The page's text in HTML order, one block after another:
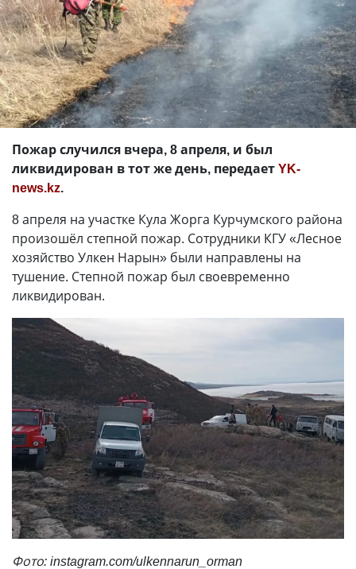
Пожар случился вчера, 8 апреля, и был
ликвидирован в тот же день, передаетYK-
news.kz.
8 апреля на участке Кула Жорга Курчумского района
произошёл степной пожар. Сотрудники КГУ «Лесное
хозяйство Улкен Нарын» были направлены на
тушение. Степной пожар был своевременно
ликвидирован.
Фото: instagram.com/ulkennarun_orman